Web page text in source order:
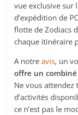
vue exclusive sur
d’expédition de
flotte de Zodiacs
chaque itinéraire
A notreavis, un
offre un
Ne vous
d’activités
ce n’est pas le